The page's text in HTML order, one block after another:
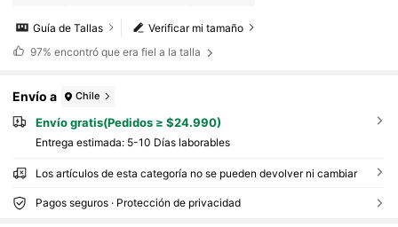
Verificar mi tamaño
Guía de Tallas
97% encontró que era fiel a la talla
Envío a Chile
Envío gratis(Pedidos ≥ $24.990)
Entrega estimada: 5-10 Días laborables
Los artículos de esta categoría no se pueden devolver ni cambiar
Pagos seguros · Protección de privacidad